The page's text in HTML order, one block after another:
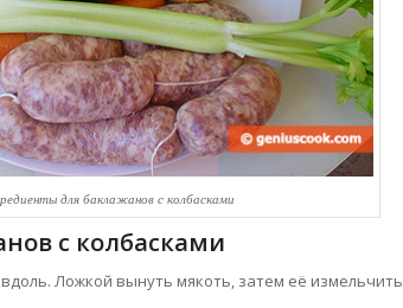
для баклажанов с колбасками
с колбасками
Ложкой вынуть мякоть, затем её